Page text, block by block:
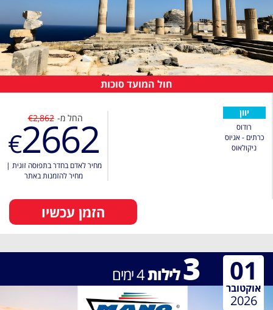
חול המועד סוכות
יוון
רודוס
כרתים - אגיוס
ניקולאוס
החל מ- €2,862
€2662
מחיר לאדם בחדר בתפוסה זוגית |
מחיר להזמנות באתר
הזמן עכשיו
3לילות4ימים 01
אוקטובר
2026